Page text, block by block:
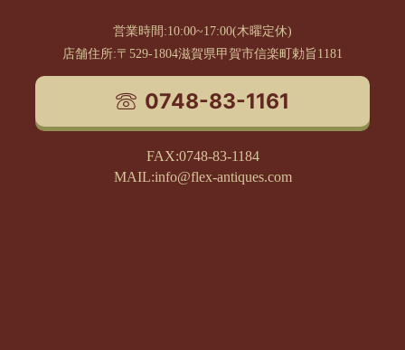
営業時間:10:00~17:00(木曜定休)
店舗住所:〒529-1804滋賀県甲賀市信楽町勅旨1181
0748-83-1161
FAX:0748-83-1184
MAIL:info@flex-antiques.com